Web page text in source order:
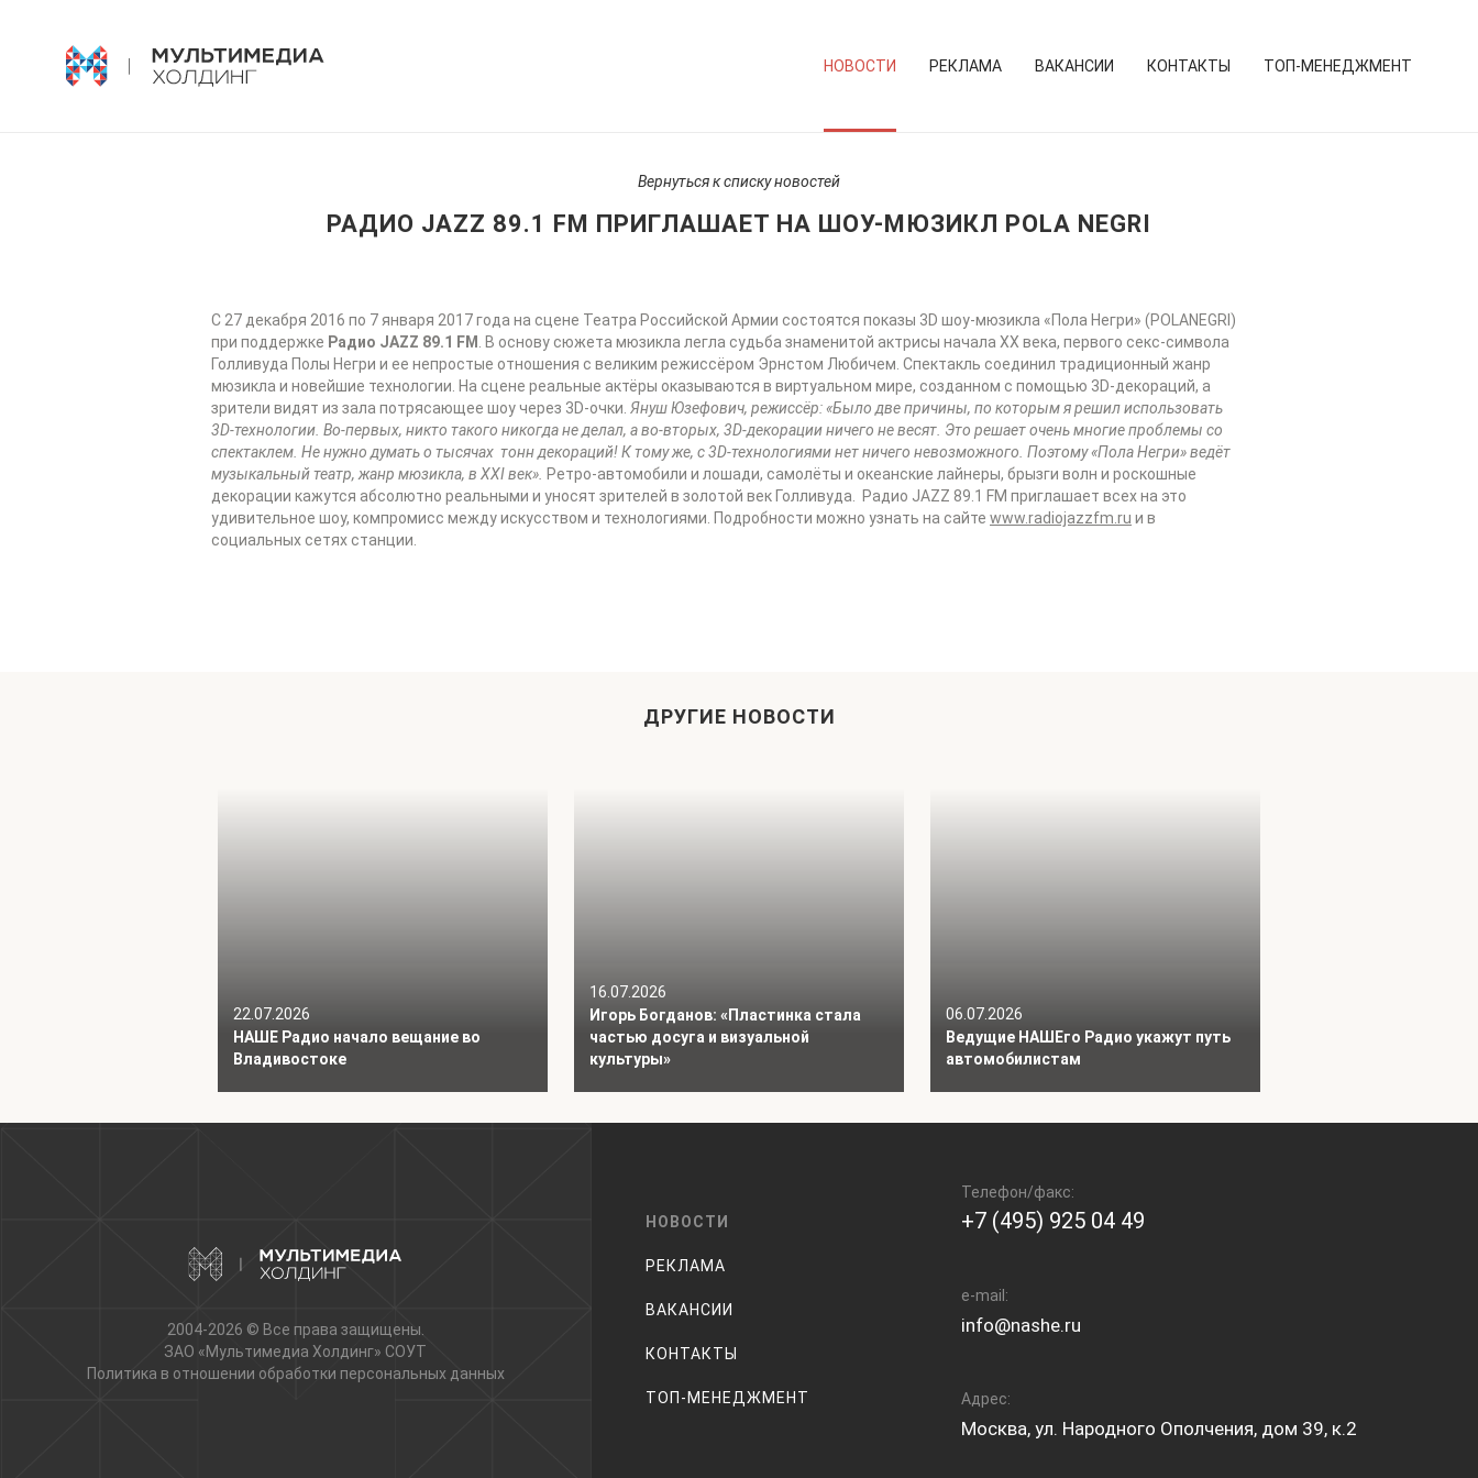
НОВОСТИ РЕКЛАМА ВАКАНСИИ КОНТАКТЫ ТОП-МЕНЕДЖМЕНТ
Вернуться к списку новостей
РАДИО JAZZ 89.1 FM ПРИГЛАШАЕТ НА ШОУ-МЮЗИКЛ POLA NEGRI
С 27 декабря 2016 по 7 января 2017 года на сцене Театра Российской Армии состоятся показы 3D шоу-мюзикла «Пола Негри» (POLANEGRI)
при поддержке Радио JAZZ 89.1 FM
. В основу сюжета мюзикла легла судьба знаменитой актрисы начала XX века, первого секс-символа
Голливуда Полы Негри и ее непростые отношения с великим режиссёром Эрнстом Любичем. Спектакль соединил традиционный жанр
мюзикла и новейшие технологии. На сцене реальные актёры оказываются в виртуальном мире, созданном с помощью 3D-декораций, а
зрители видят из зала потрясающее шоу через 3D-очки. Януш Юзефович, режиссёр: «Было две причины, по которым я решил использовать
3D-технологии. Во-первых, никто такого никогда не делал, а во-вторых, 3D-декорации ничего не весят. Это решает очень многие проблемы со
спектаклем. Не нужно думать о тысячах тонн декораций! К тому же, с 3D-технологиями нет ничего невозможного. Поэтому «Пола Негри» ведёт
музыкальный театр, жанр мюзикла, в XXI век». Ретро-автомобили и лошади, самолёты и океанские лайнеры, брызги волн и роскошные
декорации кажутся абсолютно реальными и уносят зрителей в золотой век Голливуда. Радио JAZZ 89.1 FM приглашает всех на это
удивительное шоу, компромисс между искусством и технологиями. Подробности можно узнать на сайте www.radiojazzfm.ru и в
социальных сетях станции.
ДРУГИЕ НОВОСТИ
22.07.2026
НАШЕ Радио начало вещание во
Владивостоке
16.07.2026
Игорь Богданов: «Пластинка стала
частью досуга и визуальной
культуры»
06.07.2026
Ведущие НАШЕго Радио укажут путь
автомобилистам
2004-2026 © Все права защищены.
ЗАО «Мультимедиа Холдинг» СОУТ
Политика в отношении обработки персональных данных
НОВОСТИ
РЕКЛАМА
ВАКАНСИИ
КОНТАКТЫ
ТОП-МЕНЕДЖМЕНТ
Телефон/факс:
+7 (495) 925 04 49
e-mail:
info@nashe.ru
Адрес:
Москва, ул. Народного Ополчения, дом 39, к.2